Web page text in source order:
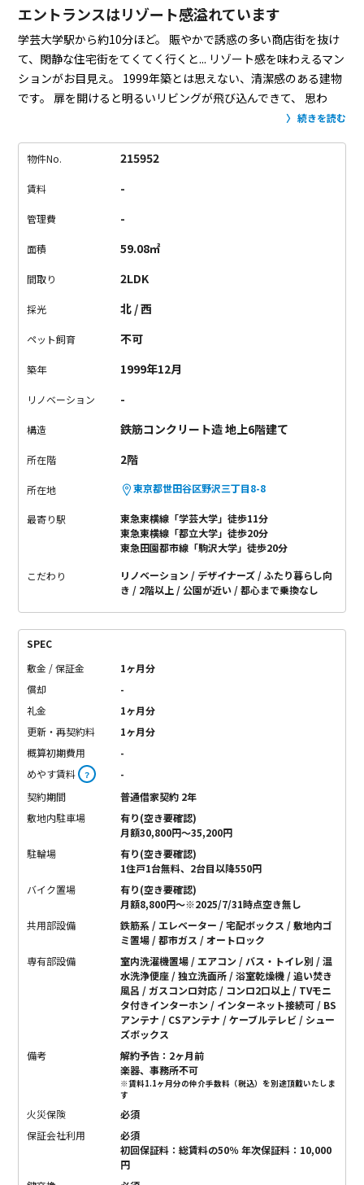
エントランスはリゾート感溢れています
学芸大学駅から約10分ほど。
賑やかで誘惑の多い商店街を抜け
て、閑静な住宅街をてくてく行くと... リゾート感を味わえるマン
ションがお目見え。
1999年築とは思えない、清潔感のある建物
です。
扉を開けると明るいリビングが飛び込んできて、
思わ
リビングのお隣には和風のお部
す。対面式のキッチンなので、お料理しながらお子様も目で追
ていて、
それぞれスペースにゆとりがあります。
あるので、ファミリーの方に特にお勧めです。
続きを読む
物件No. 215952
賃料 -
管理費 -
面積 59.08㎡
間取り 2LDK
採光 北 / 西
ペット飼育 不可
築年 1999年12月
リノベーション -
構造 鉄筋コンクリート造 地上6階建て
所在階 2階
所在地 東京都世田谷区野沢三丁目8-8
最寄り駅
東急東横線「学芸大学」徒歩11分
東急東横線「都立大学」徒歩20分
東急田園都市線「駒沢大学」徒歩20分
こだわり リノベーション デザイナーズ
ふたり暮らし向
き
2階以上 公園が近い 都心まで乗換なし
SPEC
敷金 / 保証金
1ヶ月分
償却
-
礼金
1ヶ月分
更新・再契約料
1ヶ月分
概算初期費用
-
めやす賃料 ？
-
契約期間
普通借家契約 2年
敷地内駐車場
有り(空き要確認)
月額30,800円〜35,200円
駐輪場
有り(空き要確認)
1住戸1台無料、2台目以降550円
バイク置場
有り(空き要確認)
月額8,800円～※2025/7/31時点空き無し
共用部設備
鉄筋系 / エレベーター / 宅配ボックス / 敷地内ゴ
ミ置場 / 都市ガス / オートロック
専有部設備
室内洗濯機置場 / エアコン / バス・トイレ別 / 温
水洗浄便座 / 独立洗面所 / 浴室乾燥機 / 追い焚き
風呂 / ガスコンロ対応 / コンロ2口以上 / TVモニ
タ付きインターホン / インターネット接続可 / BS
アンテナ / CSアンテナ / ケーブルテレビ / シュー
ズボックス
備考
解約予告：2ヶ月前
楽器、事務所不可
※賃料1.1ヶ月分の仲介手数料（税込）を別途頂戴いたしま
す
火災保険
必須
保証会社利用
必須
初回保証料：総賃料の50％ 年次保証料：10,000
円